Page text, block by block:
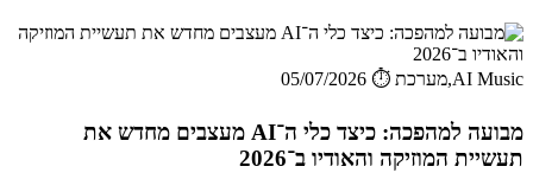
AI Music,מערכת ⏱️ 05/07/2026
מבועה למהפכה: כיצד כלי ה־AI מעצבים מחדש את
תעשיית המוזיקה והאודיו ב־2026